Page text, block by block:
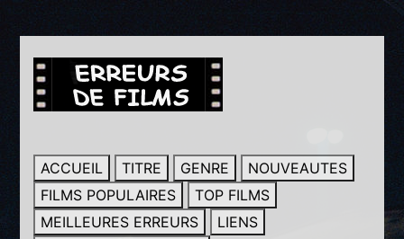
ACCUEIL TITRE GENRE
NOUVEAUTES
FILMS POPULAIRES
TOP FILMS
MEILLEURES ERREURS
LIENS